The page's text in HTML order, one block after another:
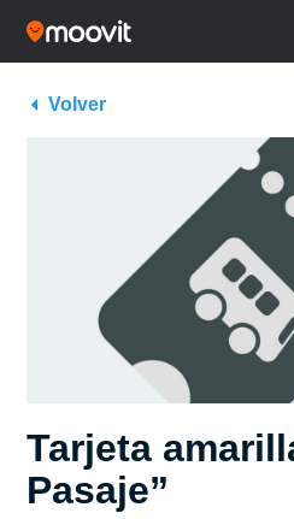
Volver
Tarjeta
Pasaje”